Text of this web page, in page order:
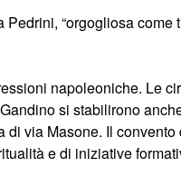
“orgogliosa come
napoleoniche. Le
si stabilirono
via Masone. Il
e di iniziative